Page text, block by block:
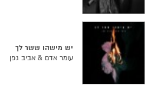
יש מישהו ששר לך
עומר אדם & אביב גפן